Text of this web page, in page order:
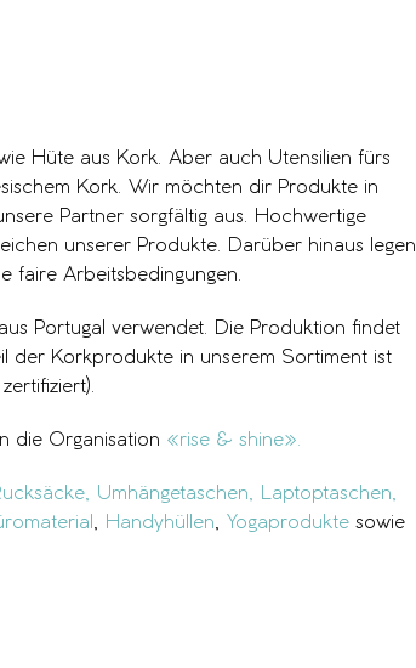
Hüte aus Kork. Aber auch Utensilien fürs
Kork. Wir möchten dir Produkte in
Partner sorgfältig aus. Hochwertige
unserer Produkte. Darüber hinaus legen
faire Arbeitsbedingungen.
Portugal verwendet. Die Produktion findet
der Korkprodukte in unserem Sortiment ist
die Organisation «rise & shine».
Umhängetaschen, Laptoptaschen,
, Handyhüllen, Yogaprodukte sowie